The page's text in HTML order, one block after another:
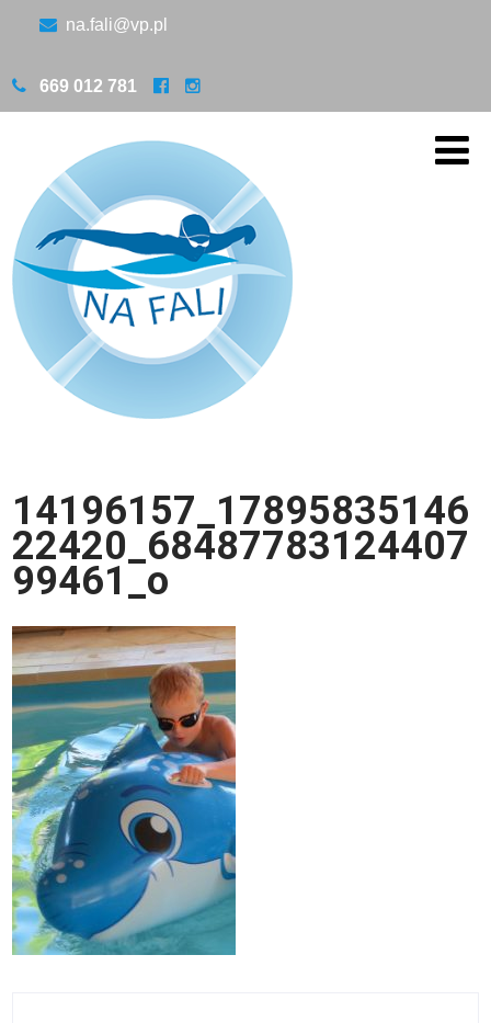
na.fali@vp.pl
669 012 781
14196157_17895835146
22420_68487783124407
99461_o